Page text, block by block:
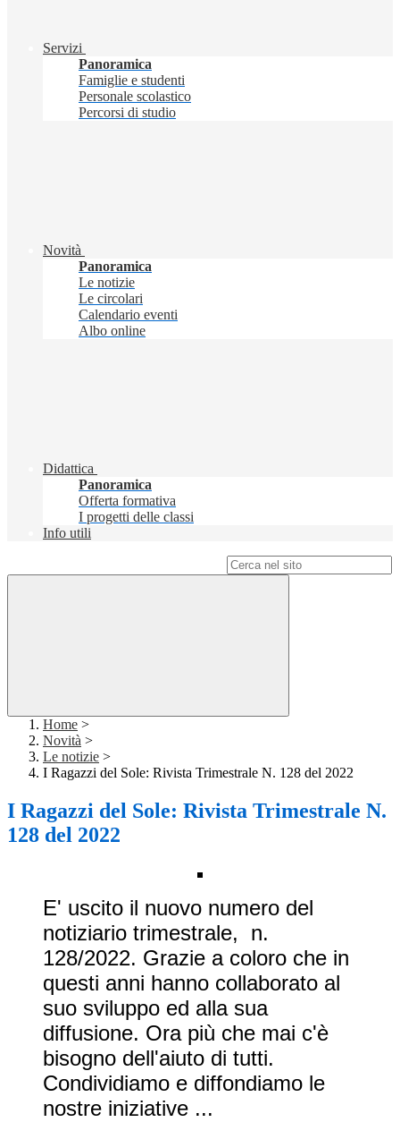
Servizi
Panoramica
Famiglie e studenti
Personale scolastico
Percorsi di studio
Novità
Panoramica
Le notizie
Le circolari
Calendario eventi
Albo online
Didattica
Panoramica
Offerta formativa
I progetti delle classi
Info utili
Home >
Novità >
Le notizie >
I Ragazzi del Sole: Rivista Trimestrale N. 128 del 2022
I Ragazzi del Sole: Rivista Trimestrale N.
128 del 2022
E' uscito il nuovo numero del
notiziario trimestrale, n.
128/2022. Grazie a coloro che in
questi anni hanno collaborato al
suo sviluppo ed alla sua
diffusione. Ora più che mai c'è
bisogno dell'aiuto di tutti.
Condividiamo e diffondiamo le
nostre iniziative ...